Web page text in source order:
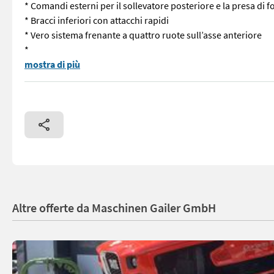
* Comandi esterni per il sollevatore posteriore e la presa di
* Bracci inferiori con attacchi rapidi
* Vero sistema frenante a quattro ruote sull’asse anteriore
*
Same Dorado 75 GS con ottima dotazione! * Motore
mostra di più
Altre offerte da Maschinen Gailer GmbH